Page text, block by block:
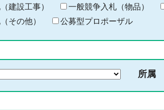
キ
ー
ー
入
力
建設工事） 一般競争入札（物品）
その他）
公募型プロポーザル
所属